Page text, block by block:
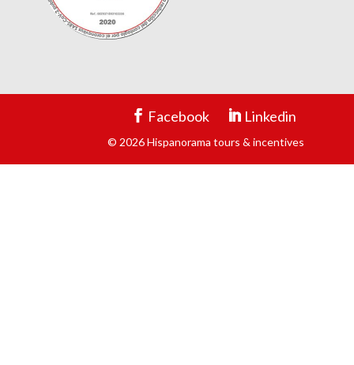
Facebook Linkedin
© 2026 Hispanorama tours & incentives